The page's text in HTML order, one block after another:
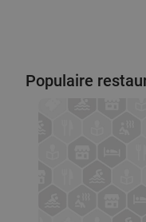
Populaire